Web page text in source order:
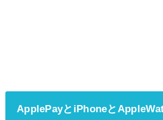
ApplePayとiPhoneと